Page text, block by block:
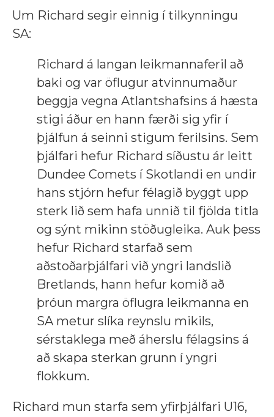
Um Richard segir einnig í tilkynningu
SA:
Richard á langan leikmannaferil að
baki og var öflugur atvinnumaður
beggja vegna Atlantshafsins á hæsta
stigi áður en hann færði sig yfir í
þjálfun á seinni stigum ferilsins. Sem
þjálfari hefur Richard síðustu ár leitt
Dundee Comets í Skotlandi en undir
hans stjórn hefur félagið byggt upp
sterk lið sem hafa unnið til fjölda titla
og sýnt mikinn stöðugleika. Auk þess
hefur Richard starfað sem
aðstoðarþjálfari við yngri landslið
Bretlands, hann hefur komið að
þróun margra öflugra leikmanna en
SA metur slíka reynslu mikils,
sérstaklega með áherslu félagsins á
að skapa sterkan grunn í yngri
flokkum.
Richard mun starfa sem yfirþjálfari U16,